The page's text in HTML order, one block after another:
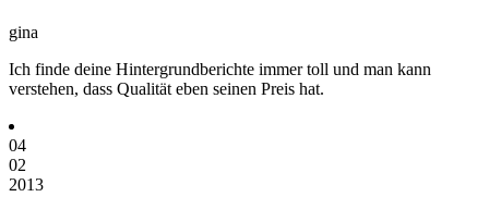
gina
Ich finde deine Hintergrundberichte immer toll und man kann
verstehen, dass Qualität eben seinen Preis hat.
04
02
2013